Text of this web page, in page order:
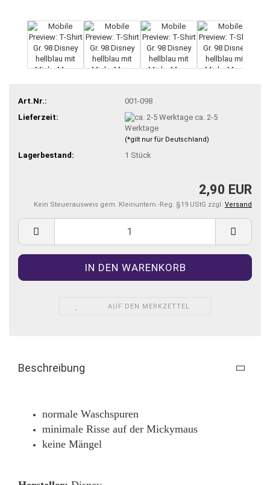
Art.Nr.:
001-098
Lieferzeit:
ca. 2-5
Werktage
(*gilt nur für Deutschland)
Lagerbestand: 1 Stück
2,90 EUR
Kein Steuerausweis gem. Kleinuntern.-Reg. §19 UStG zzgl. Versand
AUF DEN MERKZETTEL
Beschreibung
normale Waschspuren
minimale Risse auf der Mickymaus
keine Mängel